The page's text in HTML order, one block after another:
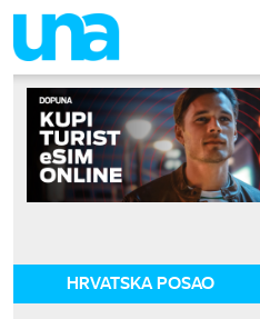
HRVATSKA POSAO